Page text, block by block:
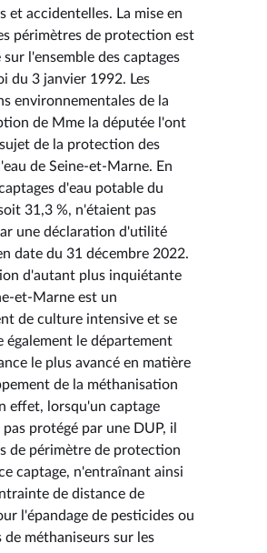
et accidentelles. La mise en
périmètres de protection est
l'ensemble des captages
du 3 janvier 1992. Les
environnementales de la
de Mme la députée l'ont
de la protection des
de Seine-et-Marne. En
d'eau potable du
31,3 %, n'étaient pas
une déclaration d'utilité
date du 31 décembre 2022.
d'autant plus inquiétante
et-Marne est un
de culture intensive et se
également le département
le plus avancé en matière
de la méthanisation
effet, lorsqu'un captage
protégé par une DUP, il
de périmètre de protection
captage, n'entraînant ainsi
de distance de
l'épandage de pesticides ou
de méthaniseurs sur les